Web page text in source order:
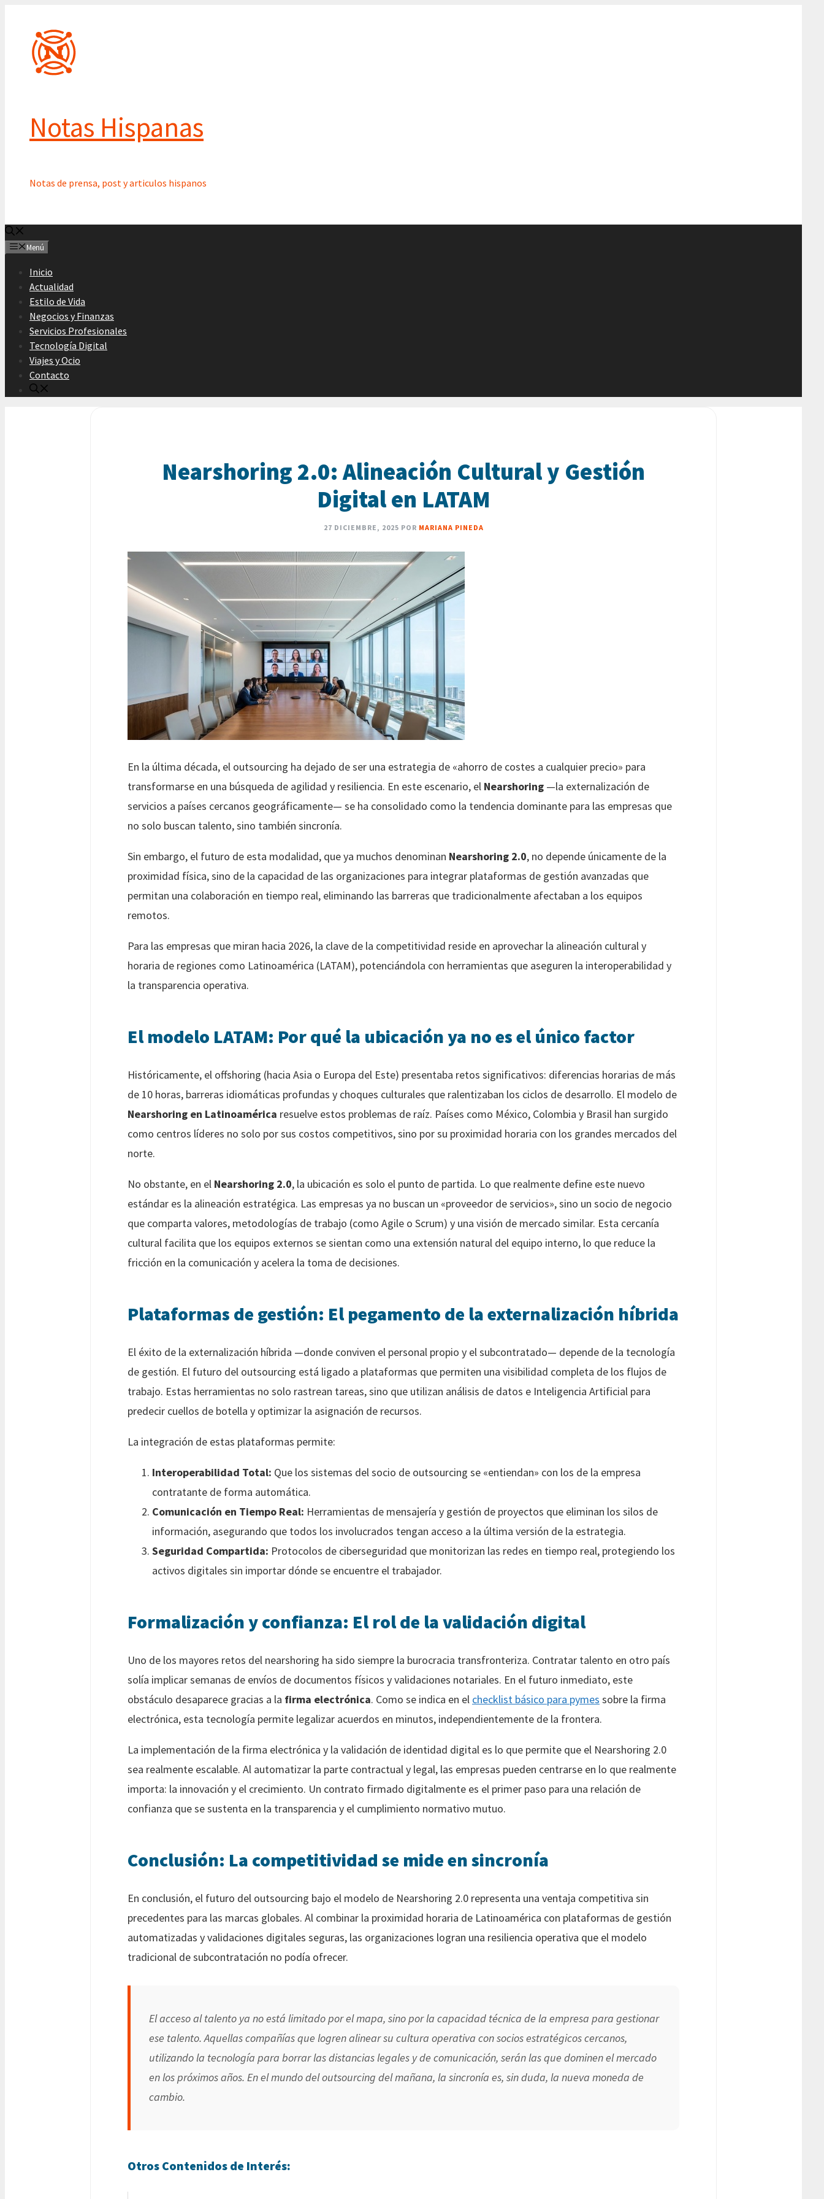
contenido
Notas Hispanas
Notas de prensa, post y articulos hispanos
Menú
Inicio
Actualidad
Estilo de Vida
Negocios y Finanzas
Servicios Profesionales
Tecnología Digital
Viajes y Ocio
Contacto
Nearshoring 2.0: Alineación Cultural y Gestión
Digital en LATAM
27 DICIEMBRE, 2025 POR MARIANA PINEDA
En la última década, el outsourcing ha dejado de ser una estrategia de «ahorro de costes a cualquier precio» para
transformarse en una búsqueda de agilidad y resiliencia. En este escenario, el Nearshoring —la externalización de
servicios a países cercanos geográficamente— se ha consolidado como la tendencia dominante para las empresas que
no solo buscan talento, sino también sincronía.
Sin embargo, el futuro de esta modalidad, que ya muchos denominan Nearshoring 2.0, no depende únicamente de la
proximidad física, sino de la capacidad de las organizaciones para integrar plataformas de gestión avanzadas que
permitan una colaboración en tiempo real, eliminando las barreras que tradicionalmente afectaban a los equipos
remotos.
Para las empresas que miran hacia 2026, la clave de la competitividad reside en aprovechar la alineación cultural y
horaria de regiones como Latinoamérica (LATAM), potenciándola con herramientas que aseguren la interoperabilidad y
la transparencia operativa.
El modelo LATAM: Por qué la ubicación ya no es el único factor
Históricamente, el offshoring (hacia Asia o Europa del Este) presentaba retos significativos: diferencias horarias de más
de 10 horas, barreras idiomáticas profundas y choques culturales que ralentizaban los ciclos de desarrollo. El modelo de
Nearshoring en Latinoamérica resuelve estos problemas de raíz. Países como México, Colombia y Brasil han surgido
como centros líderes no solo por sus costos competitivos, sino por su proximidad horaria con los grandes mercados del
norte.
No obstante, en el Nearshoring 2.0, la ubicación es solo el punto de partida. Lo que realmente define este nuevo
estándar es la alineación estratégica. Las empresas ya no buscan un «proveedor de servicios», sino un socio de negocio
que comparta valores, metodologías de trabajo (como Agile o Scrum) y una visión de mercado similar. Esta cercanía
cultural facilita que los equipos externos se sientan como una extensión natural del equipo interno, lo que reduce la
fricción en la comunicación y acelera la toma de decisiones.
Plataformas de gestión: El pegamento de la externalización híbrida
El éxito de la externalización híbrida —donde conviven el personal propio y el subcontratado— depende de la tecnología
de gestión. El futuro del outsourcing está ligado a plataformas que permiten una visibilidad completa de los flujos de
trabajo. Estas herramientas no solo rastrean tareas, sino que utilizan análisis de datos e Inteligencia Artificial para
predecir cuellos de botella y optimizar la asignación de recursos.
La integración de estas plataformas permite:
Interoperabilidad Total: Que los sistemas del socio de outsourcing se «entiendan» con los de la empresa
contratante de forma automática.
Comunicación en Tiempo Real: Herramientas de mensajería y gestión de proyectos que eliminan los silos de
información, asegurando que todos los involucrados tengan acceso a la última versión de la estrategia.
Seguridad Compartida: Protocolos de ciberseguridad que monitorizan las redes en tiempo real, protegiendo los
activos digitales sin importar dónde se encuentre el trabajador.
Formalización y confianza: El rol de la validación digital
Uno de los mayores retos del nearshoring ha sido siempre la burocracia transfronteriza. Contratar talento en otro país
solía implicar semanas de envíos de documentos físicos y validaciones notariales. En el futuro inmediato, este
obstáculo desaparece gracias a la firma electrónica. Como se indica en el checklist básico para pymes sobre la firma
electrónica, esta tecnología permite legalizar acuerdos en minutos, independientemente de la frontera.
La implementación de la firma electrónica y la validación de identidad digital es lo que permite que el Nearshoring 2.0
sea realmente escalable. Al automatizar la parte contractual y legal, las empresas pueden centrarse en lo que realmente
importa: la innovación y el crecimiento. Un contrato firmado digitalmente es el primer paso para una relación de
confianza que se sustenta en la transparencia y el cumplimiento normativo mutuo.
Conclusión: La competitividad se mide en sincronía
En conclusión, el futuro del outsourcing bajo el modelo de Nearshoring 2.0 representa una ventaja competitiva sin
precedentes para las marcas globales. Al combinar la proximidad horaria de Latinoamérica con plataformas de gestión
automatizadas y validaciones digitales seguras, las organizaciones logran una resiliencia operativa que el modelo
tradicional de subcontratación no podía ofrecer.
El acceso al talento ya no está limitado por el mapa, sino por la capacidad técnica de la empresa para gestionar
ese talento. Aquellas compañías que logren alinear su cultura operativa con socios estratégicos cercanos,
utilizando la tecnología para borrar las distancias legales y de comunicación, serán las que dominen el mercado
en los próximos años. En el mundo del outsourcing del mañana, la sincronía es, sin duda, la nueva moneda de
cambio.
Otros Contenidos de Interés: